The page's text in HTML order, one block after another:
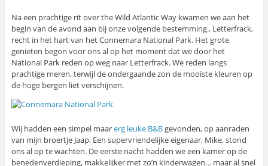
Na een prachtige rit over the Wild Atlantic Way kwamen we aan het
begin van de avond aan bij onze volgende bestemming.. Letterfrack,
recht in het hart van het Connemara National Park. Het grote
genieten begon voor ons al op het moment dat we door het
National Park reden op weg naar Letterfrack. We reden langs
prachtige meren, terwijl de ondergaande zon de mooiste kleuren op
de hoge bergen liet verschijnen.
Wij hadden een simpel maarerg leuke B&Bgevonden, op aanraden
van mijn broertje Jaap. Een supervriendelijke eigenaar, Mike, stond
ons al op te wachten. De eerste nacht hadden we een kamer op de
benedenverdieping, makkelijker met zo’n kinderwagen… maar al snel